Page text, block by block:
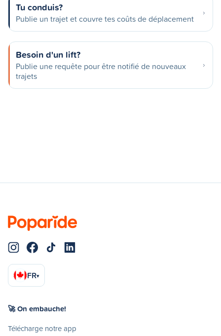
Tu conduis?
Publie un trajet et couvre tes coûts de déplacement
Besoin d'un lift?
Publie une requête pour être notifié de nouveaux
trajets
FR▾
🚀 On embauche!
Télécharge notre app